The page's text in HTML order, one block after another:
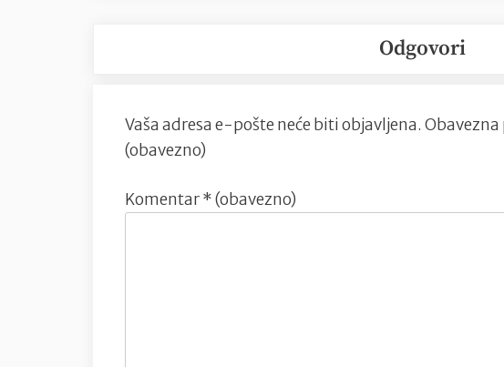
Odgovori
Vaša adresa e-pošte neće biti objavljena. Obavezna
(obavezno)
Komentar* (obavezno)